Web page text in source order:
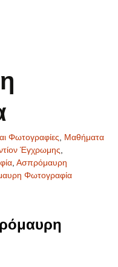
Φωτογραφίες
Μαθήματα
Έγχρωμης
Ασπρόμαυρη
Φωτογραφία